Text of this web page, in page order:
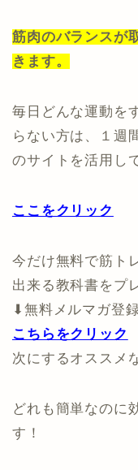
筋肉のバランスが
きます。
毎日どんな運動を
らない方は、１週
のサイトを活用し
ここをクリック
今だけ無料で筋ト
出来る教科書をプ
⬇︎無料メルマガ登
こちらをクリック
次にするオススメ
どれも簡単なのに
す！